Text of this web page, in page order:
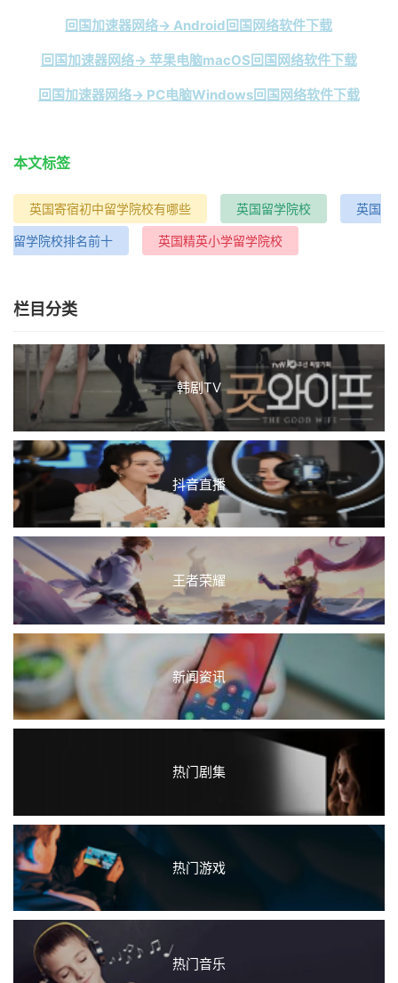
回国加速器网络→ Android回国网络软件下载
回国加速器网络→ 苹果电脑macOS回国网络软件下载
回国加速器网络→ PC电脑Windows回国网络软件下载
本文标签
英国寄宿初中留学院校有哪些 英国留学院校 英国
留学院校排名前十 英国精英小学留学院校
栏目分类
韩剧TV
抖音直播
王者荣耀
新闻资讯
热门剧集
热门游戏
热门音乐